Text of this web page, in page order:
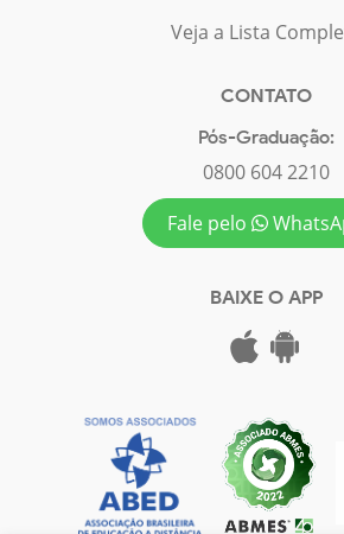
Veja a Lista
CONTATO
Pós-Graduação:
0800 604 2210
Fale pelo
BAIXE O APP